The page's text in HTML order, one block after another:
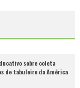
sobre coleta
de tabuleiro da América